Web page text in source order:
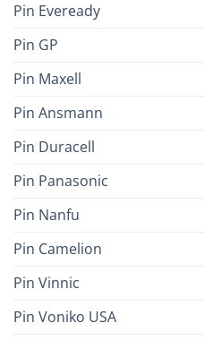
Pin Eveready
Pin GP
Pin Maxell
Pin Ansmann
Pin Duracell
Pin Panasonic
Pin Nanfu
Pin Camelion
Pin Vinnic
Pin Voniko USA